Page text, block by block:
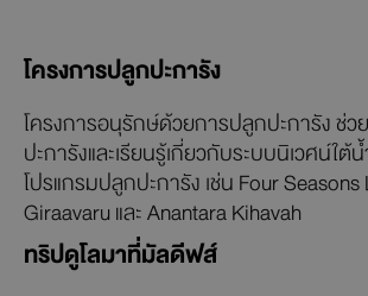
โครงการปลูกปะการัง
โครงการอนุรักษ์ด้วยการปลูกปะการัง ช่
ปะการังและเรียนรู้เกี่ยวกับระบบนิเวศน์ใ
โปรแกรมปลูกปะการัง เช่น Four Seasons
Giraavaru และ Anantara Kihavah
ทริปดูโลมาที่มัลดีฟส์